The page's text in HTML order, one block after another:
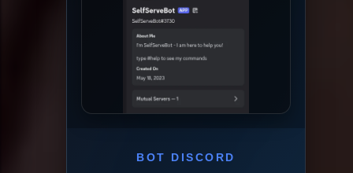
BOT DISCORD